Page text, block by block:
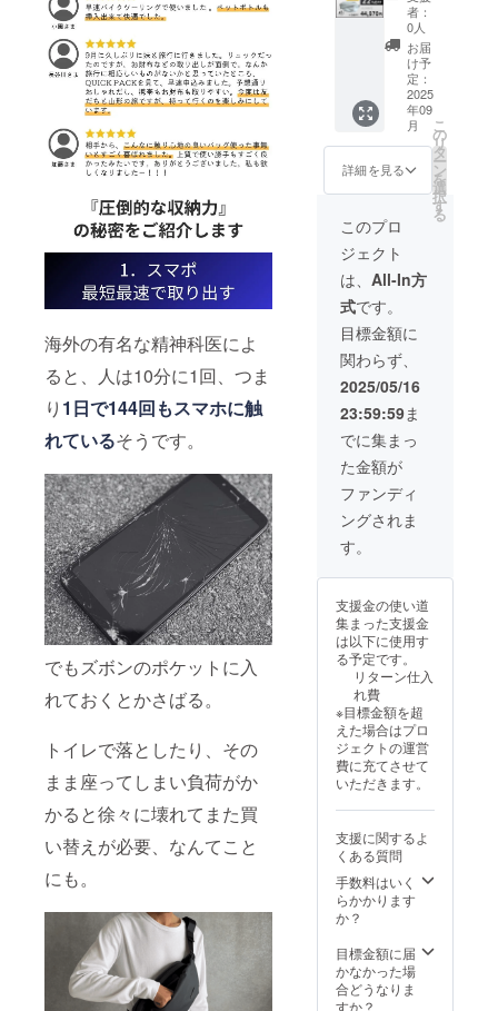
海外の有名な精神科医によ
ると、人は10分に1回、つま
り 1日で144回もスマホに触
れているそうです。
でもズボンのポケットに入
れておくとかさばる。
トイレで落としたり、その
まま座ってしまい負荷がか
かると徐々に壊れてまた買
い替えが必要、なんてこと
にも。
がる可
能性も
ござい
ます。
使用部
材の供
給状
況、製
造工程
上の都
合等に
より出
が遅れ
る場合
ます。
※皆様の
支援に
より量
が向上
した場
合、正
規販売
価格が
販売予
定価格
より下
がる可
能性も
ござい
ます。
に送料
を含む
合計金
額に対
するも
ので
す。 ※
デザイ
ン・仕
様は変
性もご
す。ご
了承く
い。 ※
ご注文
状況、
使用部
材の供
況、製
造工程
上の都
合等に
より出
荷時期
が遅れ
ます。
※皆様の
支援に
より量
産効率
が向上
した場
合、正
規販売
価格が
販売予
定価格
より下
がる可
能性も
ござい
ます。
価格：
57,900
円が
【24%
OFF】
14,010
円割引
43,890
円で支
※ 消費
税込み
※ 送料
は全国
一律無
料 ※ 割
引率は
販売予
定価格
に送料
を含む
合計金
額に対
するも
ので
す。 ※
デザイ
ン・仕
る可能
性もご
ざいま
す。ご
了承く
ださ
い。 ※
ご注文
状況、
使用部
材の供
給状
況、製
造工程
合等に
より出
荷時期
が遅れ
ます。
※皆様の
支援に
TRASP
O 3点
トリオ
44,970
円 (税
込・送
料込) カ
ラー：1
点ずつ
選択可
発送：
第2弾発
送品
2025年
9月末発
送予定
一般販
売予定
価格：
57,900
円が
【22%
OFF】
12,930
円割引
の
44,970
円で支
※ 消費
※ 送料
は全国
一律無
料 ※ 割
引率は
定価格
に送料
を含む
合計金
額に対
するも
す。 ※
デザイ
ン・仕
様は変
更にな
性もご
ざいま
す。ご
了承く
者：
0人
お届
け予
定：
2025
年09
月
詳細を見る
こ
の
リ
タ
ー
ン
を
選
択
す
る
このプロ
ジェクト
は、 All-In方
式です。
目標金額に
関わらず、
2025/05/16
23:59:59ま
でに集まっ
た金額が
ファンディ
ングされま
す。
支援金の使い道
集まった支援金
は以下に使用す
る予定です。
リターン仕入
れ費
※目標金額を超
えた場合はプロ
ジェクトの運営
費に充てさせて
いただきます。
支援に関するよ
くある質問
手数料はいく
らかかります
か？
目標金額に届
かなかった場
合どうなりま
すか？